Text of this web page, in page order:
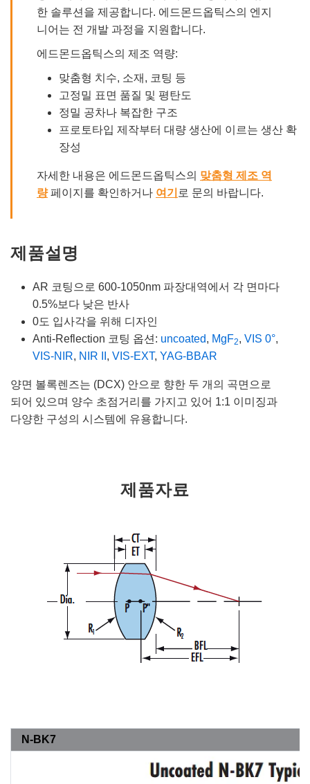
한 솔루션을 제공합니다. 에드몬드옵틱스의 엔지
니어는 전 개발 과정을 지원합니다.
에드몬드옵틱스의 제조 역량:
맞춤형 치수, 소재, 코팅 등
고정밀 표면 품질 및 평탄도
정밀 공차나 복잡한 구조
프로토타입 제작부터 대량 생산에 이르는 생산 확
장성
자세한 내용은 에드몬드옵틱스의 맞춤형 제조 역
량페이지를 확인하거나 여기 로 문의 바랍니다.
제품설명
AR 코팅으로 600-1050nm 파장대역에서 각 면마다
0.5%보다 낮은 반사
0도 입사각을 위해 디자인
Anti-Reflection 코팅 옵션: uncoated, MgF2, VIS 0°,
VIS-NIR, NIR II , VIS-EXT, YAG-BBAR
양면 볼록렌즈는 (DCX) 안으로 향한 두 개의 곡면으로
되어 있으며 양수 초점거리를 가지고 있어 1:1 이미징과
다양한 구성의 시스템에 유용합니다.
제품자료
N-BK7